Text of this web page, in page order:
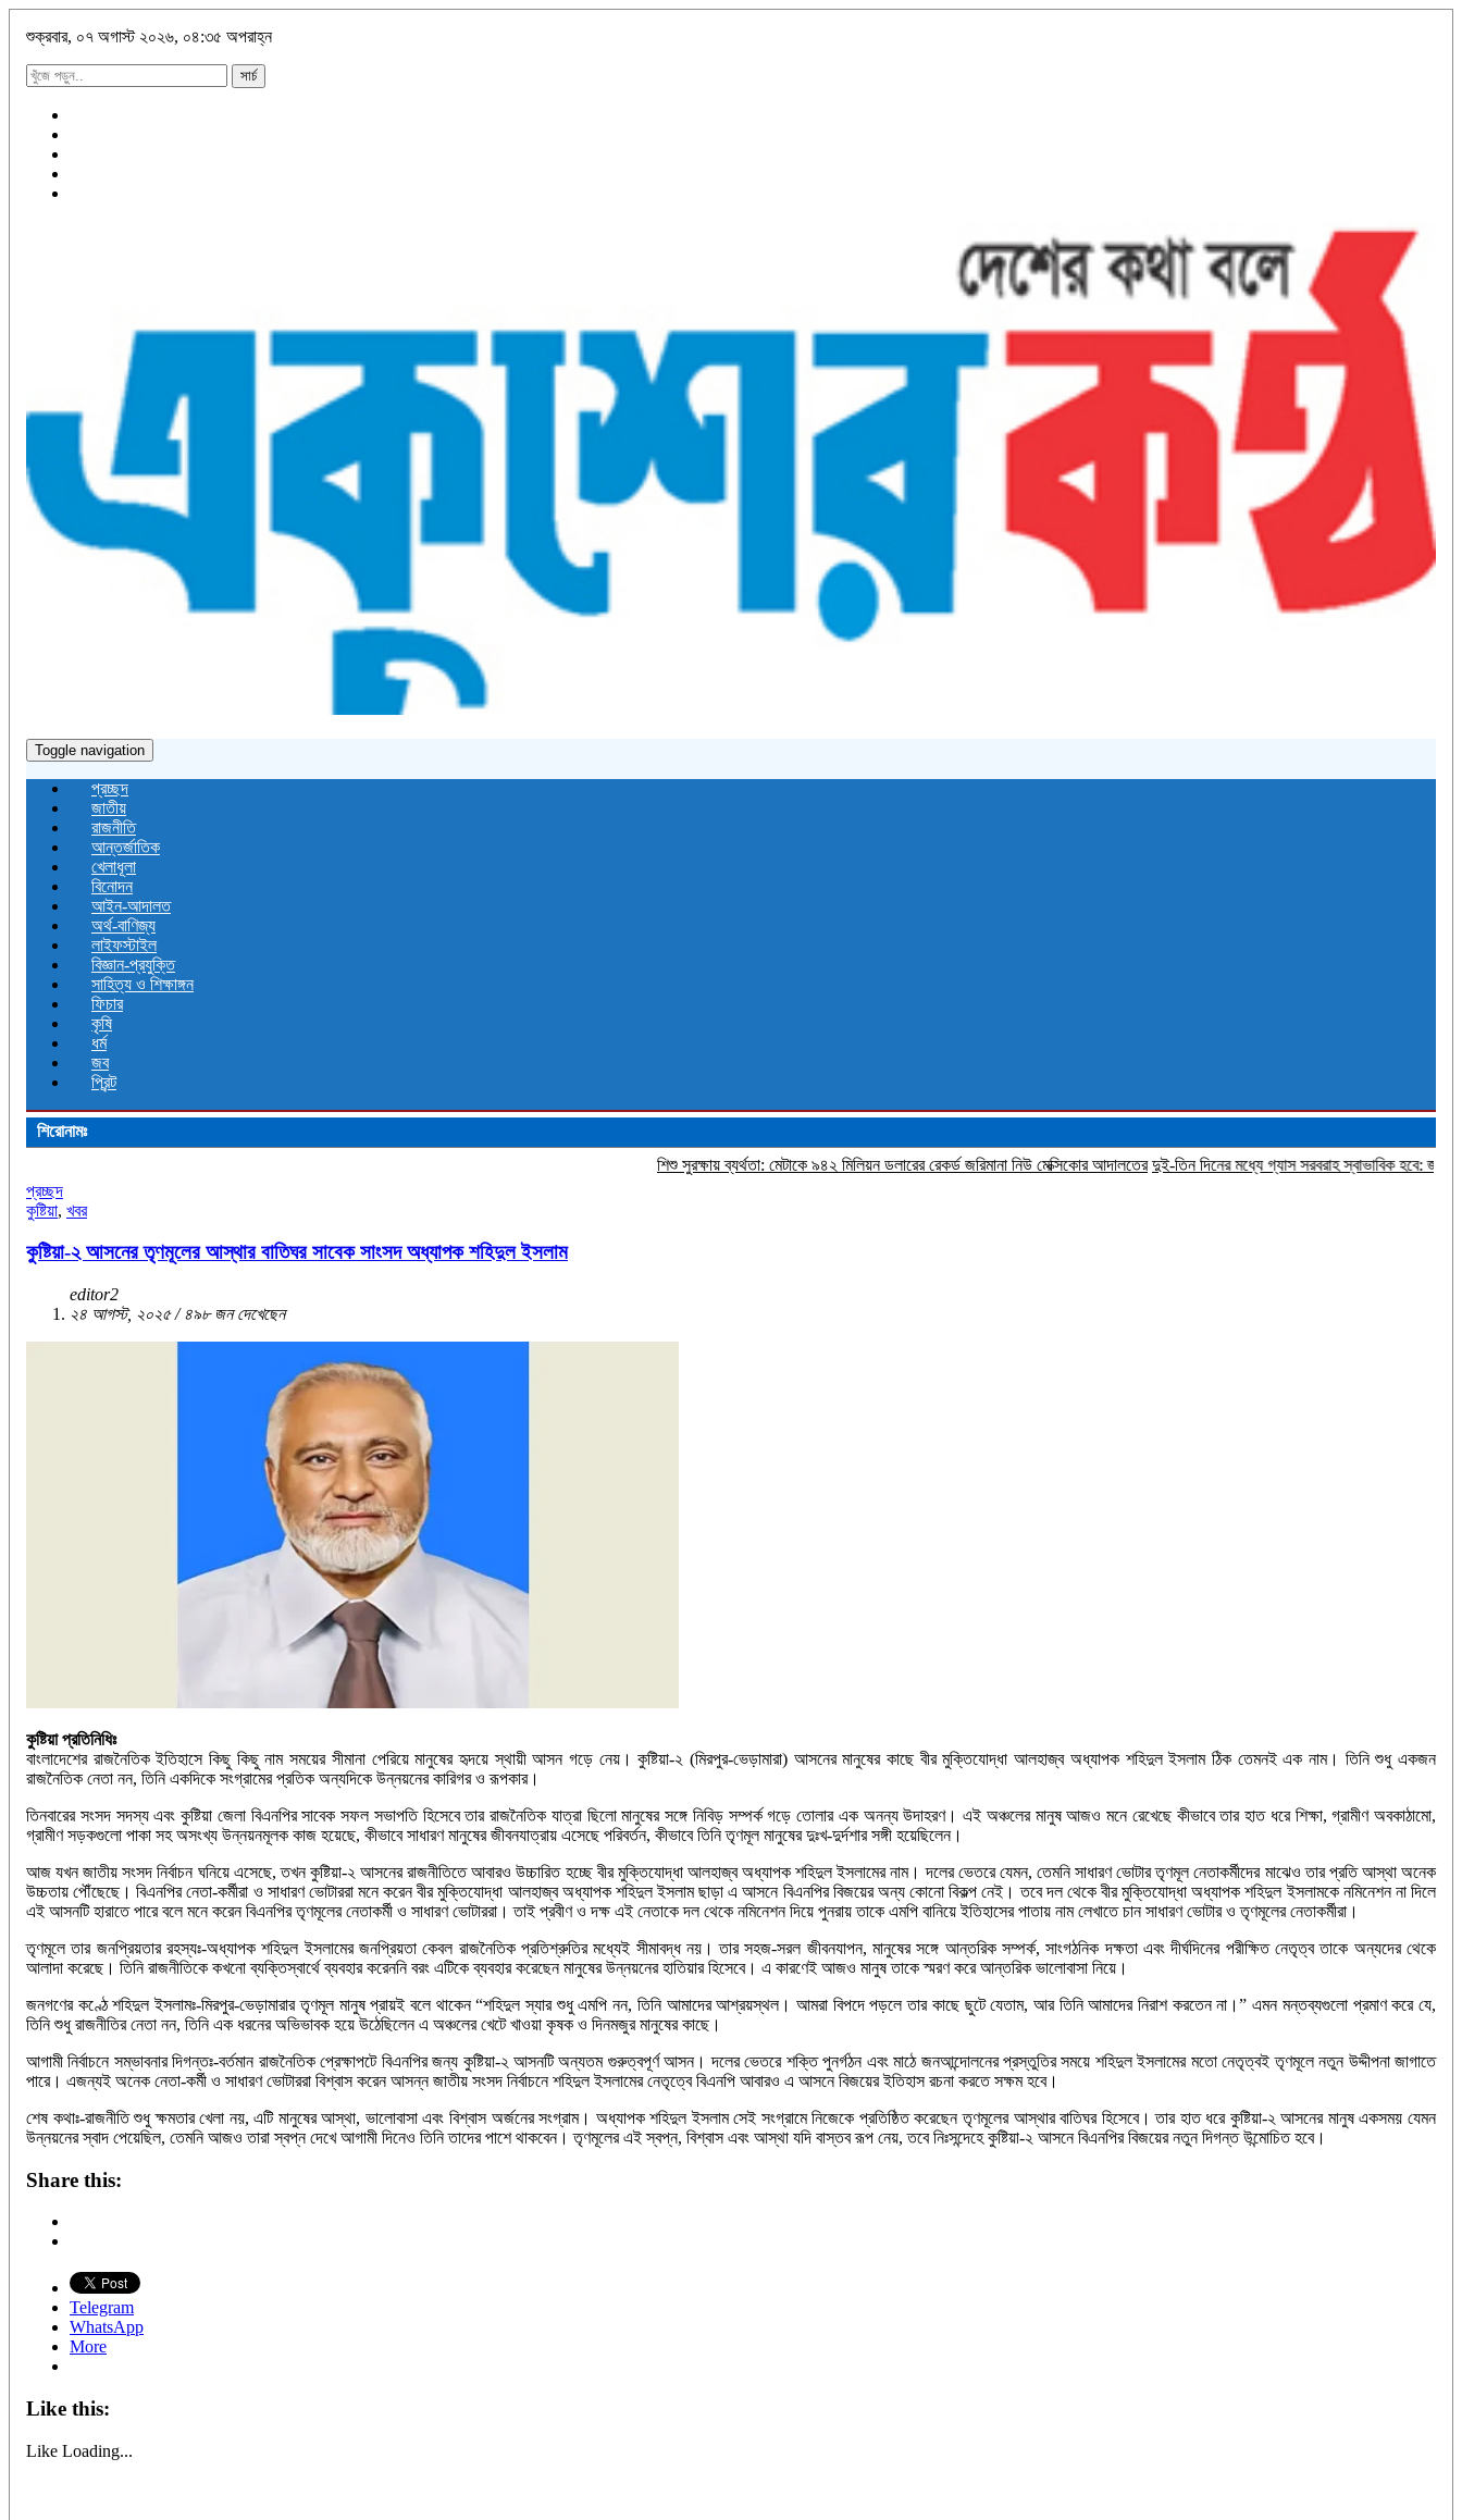
শুক্রবার, ০৭ অগাস্ট ২০২৬, ০৪:৩৫ অপরাহ্ন
সার্চ
Toggle navigation
প্রচ্ছদ
জাতীয়
রাজনীতি
আন্তর্জাতিক
খেলাধূলা
বিনোদন
আইন-আদালত
অর্থ-বাণিজ্য
লাইফস্টাইল
বিজ্ঞান-প্রযুক্তি
সাহিত্য ও শিক্ষাঙ্গন
ফিচার
কৃষি
ধর্ম
জব
প্রিন্ট
শিরোনামঃ
শিশু সুরক্ষায় ব্যর্থতা: মেটাকে ৯৪২ মিলিয়ন ডলারের রেকর্ড জরিমানা নিউ মেক্সিকোর আদালতের দুই-তিন দিনের মধ্যে গ্যাস সরবরাহ স্বাভাবিক হবে: জ্বালানি মন্ত্রী
প্রচ্ছদ
কুষ্টিয়া, খবর
কুষ্টিয়া-২ আসনের তৃণমূলের আস্থার বাতিঘর সাবেক সাংসদ অধ্যাপক শহিদুল ইসলাম
editor2
২৪ আগস্ট, ২০২৫ / ৪৯৮ জন দেখেছেন
কুষ্টিয়া প্রতিনিধিঃ
বাংলাদেশের রাজনৈতিক ইতিহাসে কিছু কিছু নাম সময়ের সীমানা পেরিয়ে মানুষের হৃদয়ে স্থায়ী আসন গড়ে নেয়। কুষ্টিয়া-২ (মিরপুর-ভেড়ামারা) আসনের মানুষের কাছে বীর মুক্তিযোদ্ধা আলহাজ্ব অধ্যাপক শহিদুল ইসলাম ঠিক তেমনই এক নাম। তিনি শুধু একজন
রাজনৈতিক নেতা নন, তিনি একদিকে সংগ্রামের প্রতিক অন্যদিকে উন্নয়নের কারিগর ও রূপকার।
তিনবারের সংসদ সদস্য এবং কুষ্টিয়া জেলা বিএনপির সাবেক সফল সভাপতি হিসেবে তার রাজনৈতিক যাত্রা ছিলো মানুষের সঙ্গে নিবিড় সম্পর্ক গড়ে তোলার এক অনন্য উদাহরণ। এই অঞ্চলের মানুষ আজও মনে রেখেছে কীভাবে তার হাত ধরে শিক্ষা, গ্রামীণ অবকাঠামো,
গ্রামীণ সড়কগুলো পাকা সহ অসংখ্য উন্নয়নমূলক কাজ হয়েছে, কীভাবে সাধারণ মানুষের জীবনযাত্রায় এসেছে পরিবর্তন, কীভাবে তিনি তৃণমূল মানুষের দুঃখ-দুর্দশার সঙ্গী হয়েছিলেন।
আজ যখন জাতীয় সংসদ নির্বাচন ঘনিয়ে এসেছে, তখন কুষ্টিয়া-২ আসনের রাজনীতিতে আবারও উচ্চারিত হচ্ছে বীর মুক্তিযোদ্ধা আলহাজ্ব অধ্যাপক শহিদুল ইসলামের নাম। দলের ভেতরে যেমন, তেমনি সাধারণ ভোটার তৃণমূল নেতাকর্মীদের মাঝেও তার প্রতি আস্থা অনেক
উচ্চতায় পৌঁছেছে। বিএনপির নেতা-কর্মীরা ও সাধারণ ভোটাররা মনে করেন বীর মুক্তিযোদ্ধা আলহাজ্ব অধ্যাপক শহিদুল ইসলাম ছাড়া এ আসনে বিএনপির বিজয়ের অন্য কোনো বিকল্প নেই। তবে দল থেকে বীর মুক্তিযোদ্ধা অধ্যাপক শহিদুল ইসলামকে নমিনেশন না দিলে
এই আসনটি হারাতে পারে বলে মনে করেন বিএনপির তৃণমূলের নেতাকর্মী ও সাধারণ ভোটাররা। তাই প্রবীণ ও দক্ষ এই নেতাকে দল থেকে নমিনেশন দিয়ে পুনরায় তাকে এমপি বানিয়ে ইতিহাসের পাতায় নাম লেখাতে চান সাধারণ ভোটার ও তৃণমূলের নেতাকর্মীরা।
তৃণমূলে তার জনপ্রিয়তার রহস্যঃ-অধ্যাপক শহিদুল ইসলামের জনপ্রিয়তা কেবল রাজনৈতিক প্রতিশ্রুতির মধ্যেই সীমাবদ্ধ নয়। তার সহজ-সরল জীবনযাপন, মানুষের সঙ্গে আন্তরিক সম্পর্ক, সাংগঠনিক দক্ষতা এবং দীর্ঘদিনের পরীক্ষিত নেতৃত্ব তাকে অন্যদের থেকে
আলাদা করেছে। তিনি রাজনীতিকে কখনো ব্যক্তিস্বার্থে ব্যবহার করেননি বরং এটিকে ব্যবহার করেছেন মানুষের উন্নয়নের হাতিয়ার হিসেবে। এ কারণেই আজও মানুষ তাকে স্মরণ করে আন্তরিক ভালোবাসা নিয়ে।
জনগণের কণ্ঠে শহিদুল ইসলামঃ-মিরপুর-ভেড়ামারার তৃণমূল মানুষ প্রায়ই বলে থাকেন “শহিদুল স্যার শুধু এমপি নন, তিনি আমাদের আশ্রয়স্থল। আমরা বিপদে পড়লে তার কাছে ছুটে যেতাম, আর তিনি আমাদের নিরাশ করতেন না।” এমন মন্তব্যগুলো প্রমাণ করে যে,
তিনি শুধু রাজনীতির নেতা নন, তিনি এক ধরনের অভিভাবক হয়ে উঠেছিলেন এ অঞ্চলের খেটে খাওয়া কৃষক ও দিনমজুর মানুষের কাছে।
আগামী নির্বাচনে সম্ভাবনার দিগন্তঃ-বর্তমান রাজনৈতিক প্রেক্ষাপটে বিএনপির জন্য কুষ্টিয়া-২ আসনটি অন্যতম গুরুত্বপূর্ণ আসন। দলের ভেতরে শক্তি পুনর্গঠন এবং মাঠে জনআন্দোলনের প্রস্তুতির সময়ে শহিদুল ইসলামের মতো নেতৃত্বই তৃণমূলে নতুন উদ্দীপনা জাগাতে
পারে। এজন্যই অনেক নেতা-কর্মী ও সাধারণ ভোটাররা বিশ্বাস করেন আসন্ন জাতীয় সংসদ নির্বাচনে শহিদুল ইসলামের নেতৃত্বে বিএনপি আবারও এ আসনে বিজয়ের ইতিহাস রচনা করতে সক্ষম হবে।
শেষ কথাঃ-রাজনীতি শুধু ক্ষমতার খেলা নয়, এটি মানুষের আস্থা, ভালোবাসা এবং বিশ্বাস অর্জনের সংগ্রাম। অধ্যাপক শহিদুল ইসলাম সেই সংগ্রামে নিজেকে প্রতিষ্ঠিত করেছেন তৃণমূলের আস্থার বাতিঘর হিসেবে। তার হাত ধরে কুষ্টিয়া-২ আসনের মানুষ একসময় যেমন
উন্নয়নের স্বাদ পেয়েছিল, তেমনি আজও তারা স্বপ্ন দেখে আগামী দিনেও তিনি তাদের পাশে থাকবেন। তৃণমূলের এই স্বপ্ন, বিশ্বাস এবং আস্থা যদি বাস্তব রূপ নেয়, তবে নিঃসন্দেহে কুষ্টিয়া-২ আসনে বিএনপির বিজয়ের নতুন দিগন্ত উন্মোচিত হবে।
Share this:
Telegram
WhatsApp
More
Like this:
Like Loading...